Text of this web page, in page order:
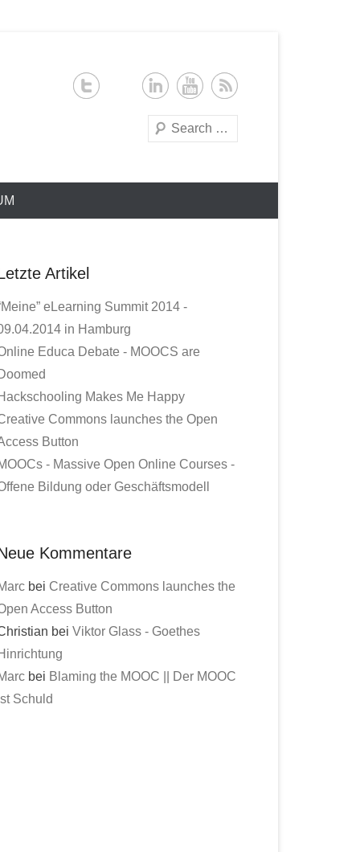
Search
Artikel
eLearning Summit 2014 -
in Hamburg
Educa Debate - MOOCS are
Makes Me Happy
Commons launches the Open
Button
- Massive Open Online Courses -
Bildung oder Geschäftsmodell
Kommentare
bei Creative Commons launches the
Access Button
bei Viktor Glass - Goethes
bei Blaming the MOOC || Der MOOC
Schuld